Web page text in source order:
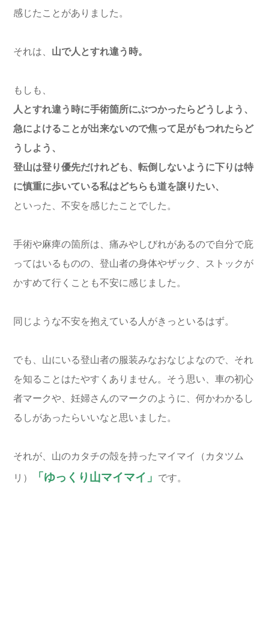
感じたことがありました。
それは、 山で人とすれ違う時。
もしも、
人とすれ違う時に手術箇所にぶつかったらどうしよう、
急によけることが出来ないので焦って足がもつれたらど
うしよう、
登山は登り優先だけれども、転倒しないように下りは特
に慎重に歩いている私はどちらも道を譲りたい、
といった、不安を感じたことでした。
手術や麻痺の箇所は、痛みやしびれがあるので自分で庇
ってはいるものの、登山者の身体やザック、ストックが
かすめて行くことも不安に感じました。
同じような不安を抱えている人がきっといるはず。
でも、山にいる登山者の服装みなおなじよなので、それ
を知ることはたやすくありません。そう思い、車の初心
者マークや、妊婦さんのマークのように、何かわかるし
るしがあったらいいなと思いました。
それが、山のカタチの殻を持ったマイマイ（カタツム
リ） 「ゆっくり山マイマイ」 です。